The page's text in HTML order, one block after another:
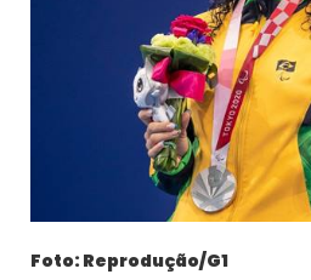
Foto: Reprodução/G1